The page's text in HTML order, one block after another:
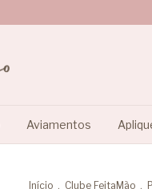
Aviamentos
Início . Clube FeitaMão .